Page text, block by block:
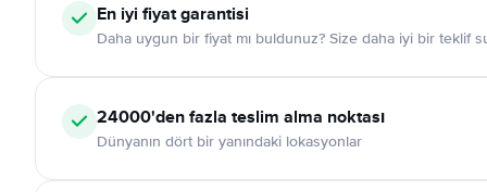
En iyi fiyat garantisi
Daha uygun bir fiyat mı buldunuz? Size daha iyi bir teklif
24000'den fazla teslim alma noktası
Dünyanın dört bir yanındaki lokasyonlar